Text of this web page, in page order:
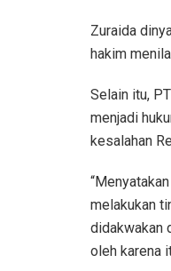
Zuraida
hakim
Selain itu,
menjadi
kesalahan
melakukan
didakwakan
oleh karena